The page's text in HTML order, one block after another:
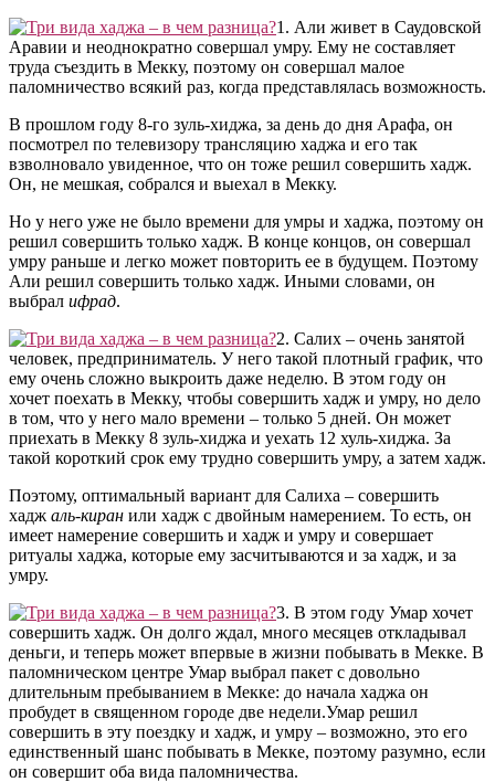
1. Али живет в Саудовской
Аравии и неоднократно совершал умру. Ему не составляет
труда съездить в Мекку, поэтому он совершал малое
паломничество всякий раз, когда представлялась возможность.
В прошлом году 8-го зуль-хиджа, за день до дня Арафа, он
посмотрел по телевизору трансляцию хаджа и его так
взволновало увиденное, что он тоже решил совершить хадж.
Он, не мешкая, собрался и выехал в Мекку.
Но у него уже не было времени для умры и хаджа, поэтому он
решил совершить только хадж. В конце концов, он совершал
умру раньше и легко может повторить ее в будущем. Поэтому
Али решил совершить только хадж. Иными словами, он
выбрал ифрад.
2. Салих – очень занятой
человек, предприниматель. У него такой плотный график, что
ему очень сложно выкроить даже неделю. В этом году он
хочет поехать в Мекку, чтобы совершить хадж и умру, но дело
в том, что у него мало времени – только 5 дней. Он может
приехать в Мекку 8 зуль-хиджа и уехать 12 хуль-хиджа. За
такой короткий срок ему трудно совершить умру, а затем хадж.
Поэтому, оптимальный вариант для Салиха – совершить
хадж аль-киран или хадж с двойным намерением. То есть, он
имеет намерение совершить и хадж и умру и совершает
ритуалы хаджа, которые ему засчитываются и за хадж, и за
умру.
3. В этом году Умар хочет
совершить хадж. Он долго ждал, много месяцев откладывал
деньги, и теперь может впервые в жизни побывать в Мекке. В
паломническом центре Умар выбрал пакет с довольно
длительным пребыванием в Мекке: до начала хаджа он
пробудет в священном городе две недели.Умар решил
совершить в эту поездку и хадж, и умру – возможно, это его
единственный шанс побывать в Мекке, поэтому разумно, если
он совершит оба вида паломничества.